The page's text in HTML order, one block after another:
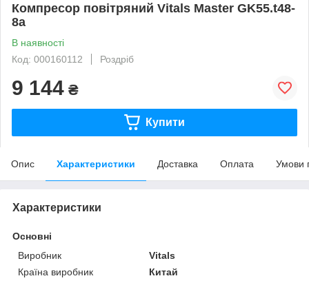
Компресор повітряний Vitals Master GK55.t48-
8a
В наявності
Код: 000160112
Роздріб
9 144 ₴
Купити
Опис Характеристики Доставка Оплата Умови
Характеристики
Основні
Виробник
Vitals
Країна виробник
Китай